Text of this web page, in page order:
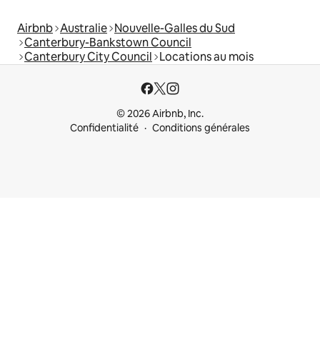
Airbnb Australie Nouvelle-Galles du Sud
Canterbury-Bankstown Council
Canterbury City Council Locations au mois
© 2026 Airbnb, Inc.
Confidentialité
Conditions générales